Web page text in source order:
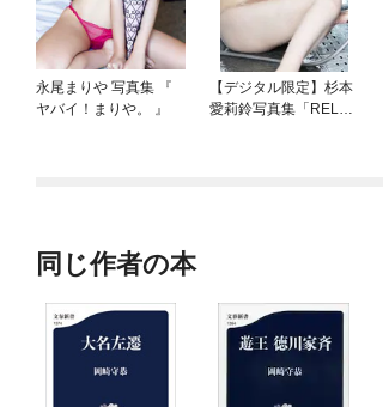
永尾まりや 写真集 『
ヤバイ！まりや。 』
【デジタル限定】杉本
愛莉鈴写真集「RELA
同じ作者の本